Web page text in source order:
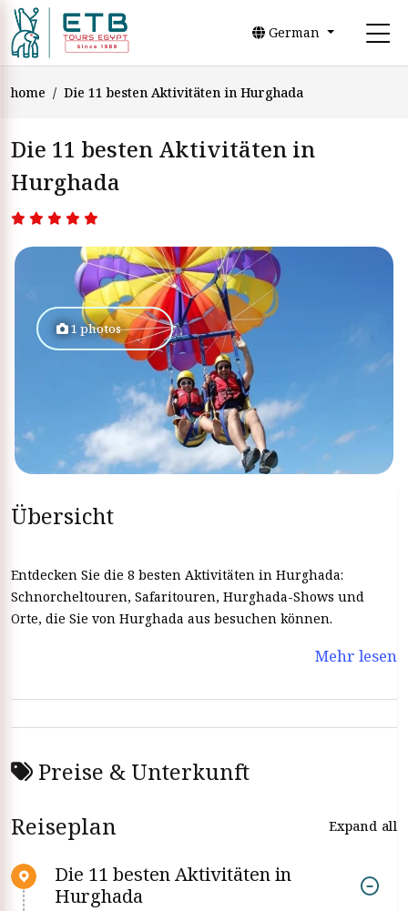
German
home Die 11 besten Aktivitäten in Hurghada
Die 11 besten Aktivitäten in
Hurghada
1 photos
Übersicht
Entdecken Sie die 8 besten Aktivitäten in Hurghada:
Schnorcheltouren, Safaritouren, Hurghada-Shows und
Orte, die Sie von Hurghada aus besuchen können.
Mehr lesen
Preise & Unterkunft
Reiseplan
Expand all
Die 11 besten Aktivitäten in
Hurghada